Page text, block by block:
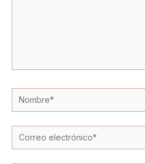
Nombre*
Correo
electrónico*